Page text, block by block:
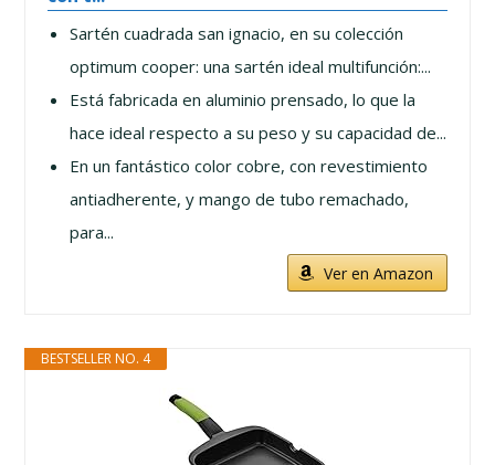
Sartén cuadrada san ignacio, en su colección
optimum cooper: una sartén ideal multifunción:...
Está fabricada en aluminio prensado, lo que la
hace ideal respecto a su peso y su capacidad de...
En un fantástico color cobre, con revestimiento
antiadherente, y mango de tubo remachado,
para...
Ver en Amazon
BESTSELLER NO. 4